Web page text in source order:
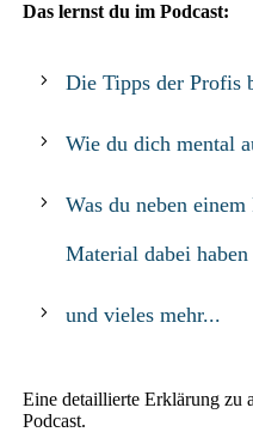
Das lernst du im Podcast:
Die Tipps der Profis
Wie du dich mental
Was du neben
Material dabei
und vieles mehr...
Eine detaillierte Erklärung zu
Podcast.